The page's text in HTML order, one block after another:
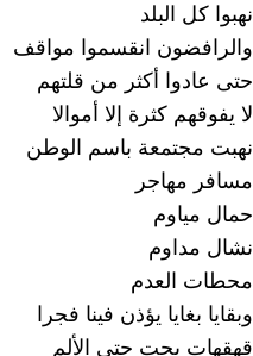
نهبوا كل البلد
والرافضون انقسموا مواقف
حتى عادوا أكثر من قلتهم
لا يفوقهم كثرة إلا أموالا
نهبت مجتمعة باسم الوطن
مسافر مهاجر
حمال مياوم
نشال مداوم
محطات العدم
وبقايا بغايا يؤذن فينا فجرا
قهقهات بحت حتى الألم